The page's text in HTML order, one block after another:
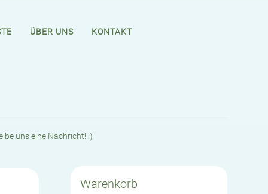
ÜBER UNS KONTAKT
uns eine Nachricht! :)
Warenkorb